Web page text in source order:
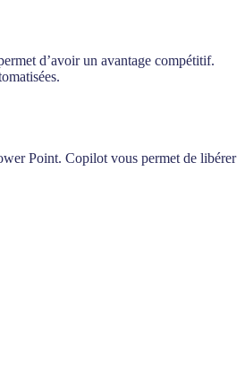
d’avoir un avantage compétitif.
Point. Copilot vous permet de libérer